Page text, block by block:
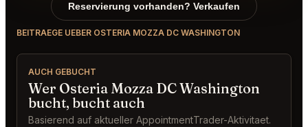
Reservierung vorhanden? Verkaufen
BEITRAEGE UEBER OSTERIA MOZZA DC WASHINGTON
AUCH GEBUCHT
Wer Osteria Mozza DC Washington
bucht, bucht auch
Basierend auf aktueller AppointmentTrader-Aktivitaet.